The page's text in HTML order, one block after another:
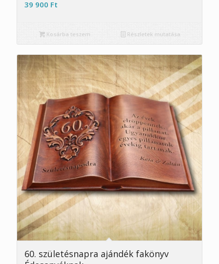
39 900 Ft
Kosárba teszem Részletek mutatása
60. születésnapra ajándék fakönyv